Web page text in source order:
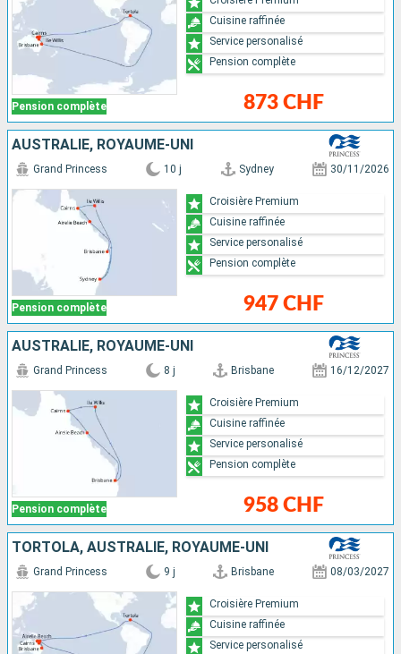
Pension complète 873 CHF
Cuisine raffinée
Service personalisé
Pension complète
AUSTRALIE, ROYAUME-UNI
Pension complète
Grand Princess 10 j Sydney 30/11/2026
947 CHF
Croisière Premium
Cuisine raffinée
Service personalisé
Pension complète
AUSTRALIE, ROYAUME-UNI
Pension complète
Grand Princess 8 j Brisbane 16/12/2027
958 CHF
Croisière Premium
Cuisine raffinée
Service personalisé
Pension complète
TORTOLA, AUSTRALIE, ROYAUME-UNI
Grand Princess 9 j Brisbane 08/03/2027
Croisière Premium
Cuisine raffinée
Service personalisé